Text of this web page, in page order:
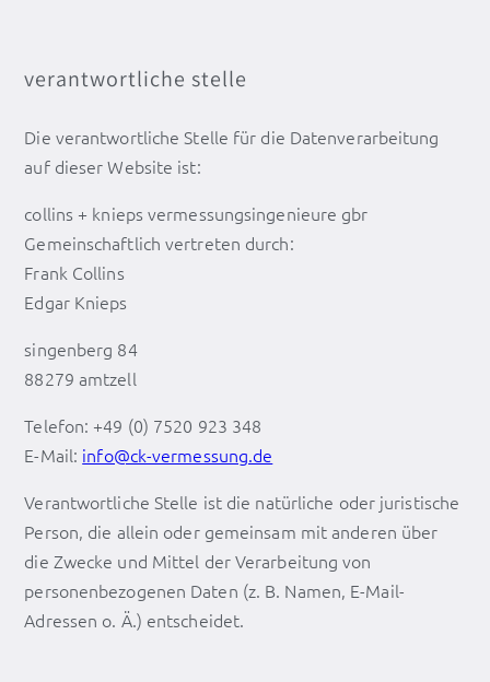
verantwortliche stelle
Die verantwortliche Stelle für die Datenverarbeitung
auf dieser Website ist:
collins + knieps vermessungsingenieure gbr
Gemeinschaftlich vertreten durch:
Frank Collins
Edgar Knieps
singenberg 84
88279 amtzell
Telefon: +49 (0) 7520 923 348
E-Mail: info@ck-vermessung.de
Verantwortliche Stelle ist die natürliche oder juristische
Person, die allein oder gemeinsam mit anderen über
die Zwecke und Mittel der Verarbeitung von
personenbezogenen Daten (z. B. Namen, E-Mail-
Adressen o. Ä.) entscheidet.